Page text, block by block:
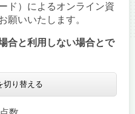
ド）によるオンライン資
願いいたします。
合と利用しない場合とで
切り替える